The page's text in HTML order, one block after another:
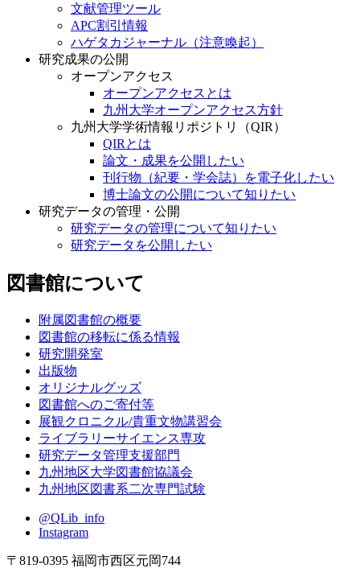
文献管理ツール
APC割引情報
ハゲタカジャーナル（注意喚起）
研究成果の公開
オープンアクセス
オープンアクセスとは
九州大学オープンアクセス方針
九州大学学術情報リポジトリ（QIR）
QIRとは
論文・成果を公開したい
刊行物（紀要・学会誌）を電子化したい
博士論文の公開について知りたい
研究データの管理・公開
研究データの管理について知りたい
研究データを公開したい
図書館について
附属図書館の概要
図書館の移転に係る情報
研究開発室
出版物
オリジナルグッズ
図書館へのご寄付等
展観クロニクル/貴重文物講習会
ライブラリーサイエンス専攻
研究データ管理支援部門
九州地区大学図書館協議会
九州地区図書系二次専門試験
@QLib_info
Instagram
〒819-0395 福岡市西区元岡744